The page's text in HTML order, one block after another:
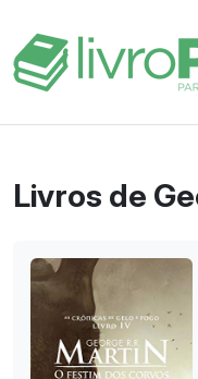
Livros de